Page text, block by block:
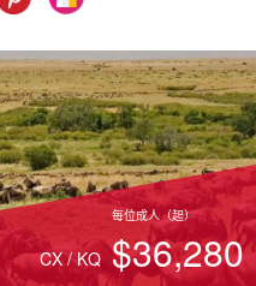
CX / KQ
每位成人（起）
$36,280